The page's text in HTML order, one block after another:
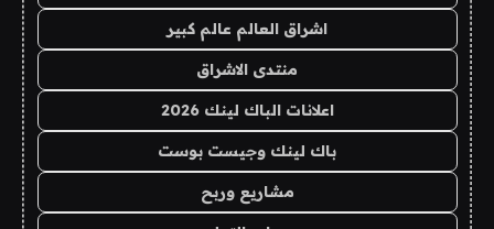
اشراق العالم عالم كبير
منتدى الاشراق
اعلانات الباك لينك 2026
باك لينك وجيست بوست
مشاريع وربح